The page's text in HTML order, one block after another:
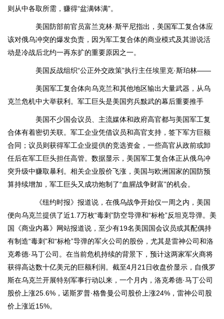
则从中各取所需，赚得“盆满钵满”。
美国防部前官员富兰克林·斯平尼指出，美国军工复合体应
该对俄乌冲突的爆发负责，因为军工复合体的商业模式及其游说活
动是冷战后北约一再东扩的重要原因之一。
美国反战组织“公正外交政策”执行主任埃里克·斯珀林——
美国军工复合体向乌克兰和其他地区输出大量武器，从乌
克兰危机中大举获利。军工巨头是美国穷兵黩武的幕后重要推手
美国不少国会议员、主流媒体和政府高官都与美国军工复
合体有着密切关联。军工企业凭借议员和高官支持，签下军方巨额
合同；议员则获得军工企业提供的竞选资金，一些高官从政前或卸
任后在军工巨头担任高管。数据显示，美国军工复合体正从俄乌冲
突升级中赚取暴利。相关企业股价飞涨，美国与欧洲国家的国防预
算持续增加，军工巨头又成功炮制了“血腥战争财富”的机会。
《纽约时报》报道说，在俄乌战争开始仅一周之内，美国
便向乌克兰提供了近1.7万枚“毒刺”防空导弹和“标枪”反坦克导弹。美
国《商业内幕》网站报道说，至少有19名美国国会议员或其配偶持
有制造“毒刺”和“标枪”导弹的军火公司的股份，尤其是雷神公司和洛
克希德·马丁公司。在当前危机持续的背景下，预计这两家军火商将
获得高达数十亿美元的巨额利润。截至4月21日收盘价显示，自俄罗
斯在乌克兰开展特别军事行动以来，一个月内，洛克希德·马丁公司
股价上涨25.6%，诺斯罗普·格鲁曼公司股价上涨24%，雷神公司股
价上涨近15%。